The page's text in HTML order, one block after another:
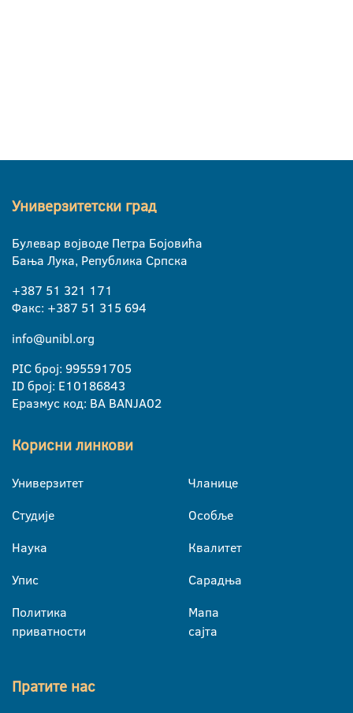
Универзитетски град
Булевар војводе Петра Бојовића
Бања Лука, Република Српска
+387 51 321 171
Факс: +387 51 315 694
info@unibl.org
PIC број: 995591705
ID број: E10186843
Еразмус код: BA BANJA02
Корисни линкови
Универзитет
Студије
Наука
Упис
Политика
приватности
Чланице
Особље
Квалитет
Сарадња
Мапа
сајта
Пратите нас